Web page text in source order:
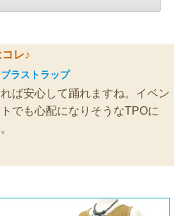
レ♪
ラストラップ
ば安心して踊れますね。イベン
トでも心配になりそうなTPOに